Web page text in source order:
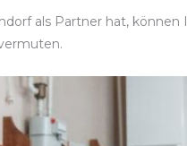
als Partner hat,